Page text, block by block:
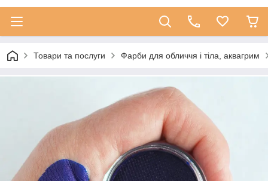
Товари та послуги Фарби для обличчя і тіла, аквагрим